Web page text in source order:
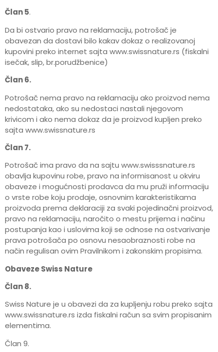
Član 5.
Da bi ostvario pravo na reklamaciju, potrošač je
obavezan da dostavi bilo kakav dokaz o realizovanoj
kupovini preko internet sajta www.swissnature.rs (fiskalni
isečak, slip, br.porudžbenice)
Član 6.
Potrošač nema pravo na reklamaciju ako proizvod nema
nedostataka, ako su nedostaci nastali njegovom
krivicom i ako nema dokaz da je proizvod kupljen preko
sajta www.swissnature.rs
Član 7.
Potrošač ima pravo da na sajtu www.swisssnature.rs
obavlja kupovinu robe, pravo na informisanost u okviru
obaveze i mogućnosti prodavca da mu pruži informaciju
o vrste robe koju prodaje, osnovnim karakteristikama
proizvoda prema deklaraciji za svaki pojedinačni proizvod,
pravo na reklamaciju, naročito o mestu prijema i načinu
postupanja kao i uslovima koji se odnose na ostvarivanje
prava potrošača po osnovu nesaobraznosti robe na
način regulisan ovim Pravilnikom i zakonskim propisima.
Obaveze Swiss Nature
Član 8.
Swiss Nature je u obavezi da za kupljenju robu preko sajta
www.swissnature.rs izda fiskalni račun sa svim propisanim
elementima.
Član 9.